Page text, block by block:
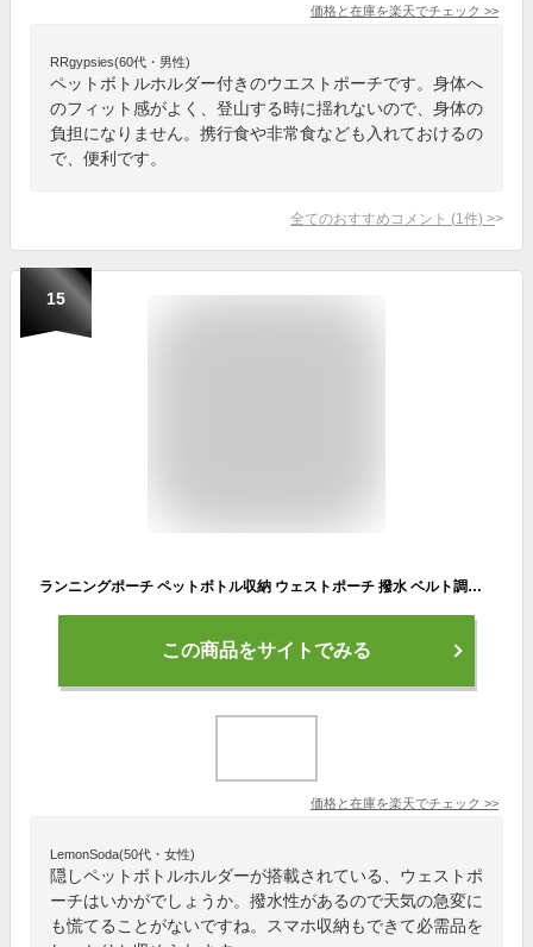
価格と在庫を楽天でチェック >>
RRgypsies(60代・男性)
ペットボトルホルダー付きのウエストポーチです。身体へ
のフィット感がよく、登山する時に揺れないので、身体の
負担になりません。携行食や非常食なども入れておけるの
で、便利です。
全てのおすすめコメント (1 件) >
15
ランニングポーチ ペットボトル収納 ウェストポーチ 撥水 ベルト調節可能 イヤホン対応 キャンプ 旅行 ジョギング 登山 iPhone Android 6.8インチスマホ収納可能
この商品をサイトでみる
価格と在庫を楽天でチェック >>
LemonSoda(50代・女性)
隠しペットボトルホルダーが搭載されている、ウェストポ
ーチはいかがでしょうか。撥水性があるので天気の急変に
も慌てることがないですね。スマホ収納もできて必需品を